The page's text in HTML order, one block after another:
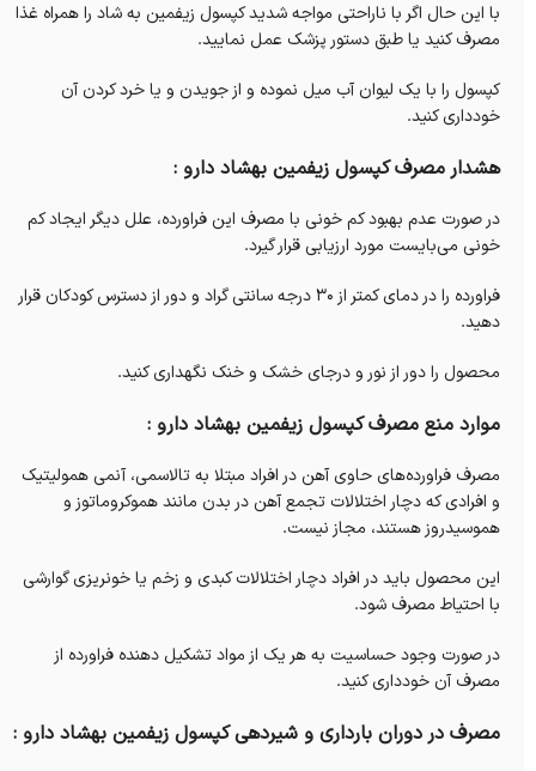
با این حال اگر با ناراحتی مواجه شدید کپسول زیفمین به شاد را همراه غذا
مصرف کنید یا طبق دستور پزشک عمل نمایید.
کپسول را با یک لیوان آب میل نموده و از جویدن و یا خرد کردن آن
خودداری کنید.
هشدار مصرف کپسول زیفمین بهشاد دارو :
در صورت عدم بهبود کم خونی با مصرف این فراورده، علل دیگر ایجاد کم
خونی می‌بایست مورد ارزیابی قرار گیرد.
فراورده را در دمای کمتر از ۳۰ درجه سانتی گراد و دور از دسترس کودکان قرار
دهید.
محصول را دور از نور و درجای خشک و خنک نگهداری کنید.
موارد منع مصرف کپسول زیفمین بهشاد دارو :
مصرف فراورده‌های حاوی آهن در افراد مبتلا به تالاسمی، آنمی همولیتیک
و افرادی که دچار اختلالات تجمع آهن در بدن مانند هموکروماتوز و
هموسیدروز هستند، مجاز نیست.
این محصول باید در افراد دچار اختلالات کبدی و زخم یا خونریزی گوارشی
با احتیاط مصرف شود.
در صورت وجود حساسیت به هر یک از مواد تشکیل دهنده فراورده از
مصرف آن خودداری کنید.
مصرف در دوران بارداری و شیردهی کپسول زیفمین بهشاد دارو :